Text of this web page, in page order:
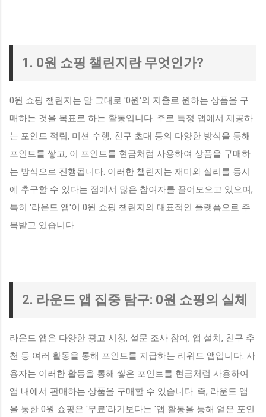
1. 0원 쇼핑 챌린지란 무엇인가?
0원 쇼핑 챌린지는 말 그대로 '0원'의 지출로 원하는 상품을 구
매하는 것을 목표로 하는 활동입니다. 주로 특정 앱에서 제공하
는 포인트 적립, 미션 수행, 친구 초대 등의 다양한 방식을 통해
포인트를 쌓고, 이 포인트를 현금처럼 사용하여 상품을 구매하
는 방식으로 진행됩니다. 이러한 챌린지는 재미와 실리를 동시
에 추구할 수 있다는 점에서 많은 참여자를 끌어모으고 있으며,
특히 '라운드 앱'이 0원 쇼핑 챌린지의 대표적인 플랫폼으로 주
목받고 있습니다.
2. 라운드 앱 집중 탐구: 0원 쇼핑의 실체
라운드 앱은 다양한 광고 시청, 설문 조사 참여, 앱 설치, 친구 추
천 등 여러 활동을 통해 포인트를 지급하는 리워드 앱입니다. 사
용자는 이러한 활동을 통해 쌓은 포인트를 현금처럼 사용하여
앱 내에서 판매하는 상품을 구매할 수 있습니다. 즉, 라운드 앱
을 통한 0원 쇼핑은 '무료'라기보다는 '앱 활동을 통해 얻은 포인